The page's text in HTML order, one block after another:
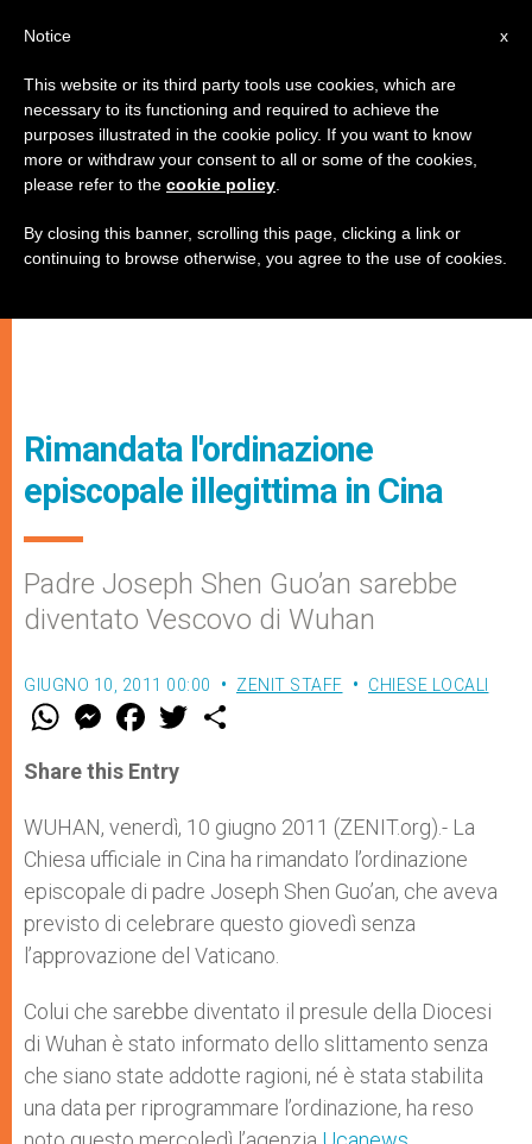
Rimandata l'ordinazione
episcopale illegittima in Cina
Padre Joseph Shen Guo’an sarebbe
diventato Vescovo di Wuhan
GIUGNO 10, 2011 00:00 ZENIT STAFF CHIESE LOCALI
W
t
s
p
p
M
e
s
e
g
e
r
F
a
e
b
o
k
w
r
Share this Entry
WUHAN, venerdì, 10 giugno 2011 (ZENIT.org).- La
Chiesa ufficiale in Cina ha rimandato l’ordinazione
episcopale di padre Joseph Shen Guo’an, che aveva
previsto di celebrare questo giovedì senza
l’approvazione del Vaticano.
Colui che sarebbe diventato il presule della Diocesi
di Wuhan è stato informato dello slittamento senza
che siano state addotte ragioni, né è stata stabilita
una data per riprogrammare l’ordinazione, ha reso
x
Notice
This website or its third party tools use cookies, which are
necessary to its functioning and required to achieve the
purposes illustrated in the cookie policy. If you want to know
more or withdraw your consent to all or some of the cookies,
please refer to the cookie policy
By closing this banner, scrolling this page, clicking a link or
continuing to browse otherwise, you agree to the use of cookies.